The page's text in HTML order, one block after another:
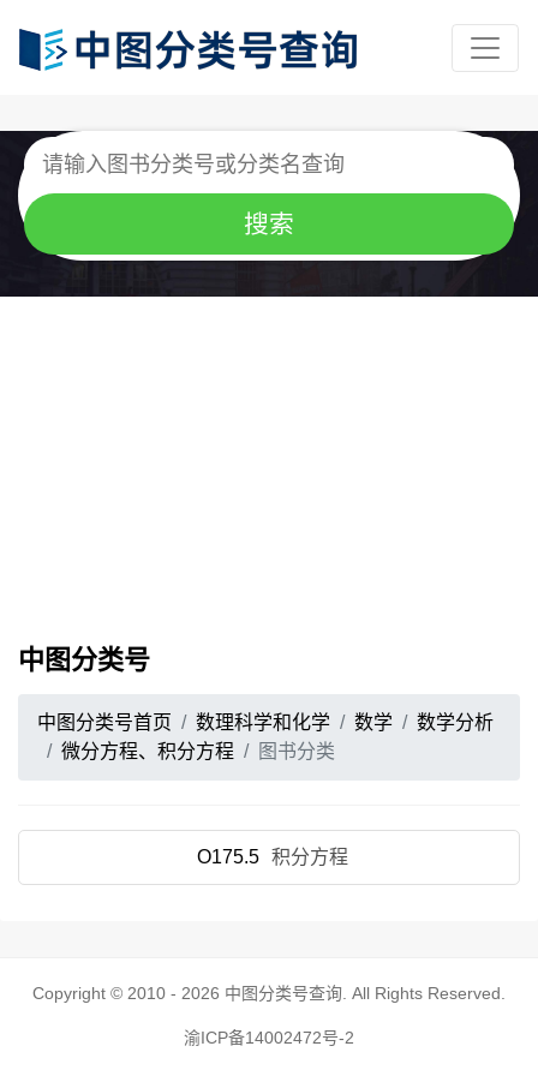
中图分类号
中图分类号首页 数理科学和化学 数学
数学分析
微分方程、积分方程
图书分类
O175.5 积分方程
Copyright © 2010 - 2026 中图分类号查询 . All Rights Reserved.
渝ICP备14002472号-2